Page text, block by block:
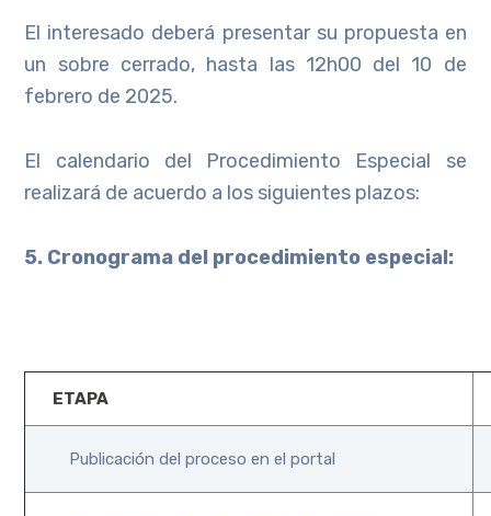
El interesado deberá presentar su propuesta en
un sobre cerrado, hasta las 12h00 del 10 de
febrero de 2025.
El calendario del Procedimiento Especial se
realizará de acuerdo a los siguientes plazos:
5. Cronograma del procedimiento especial:
ETAPA
Publicación del proceso en el portal